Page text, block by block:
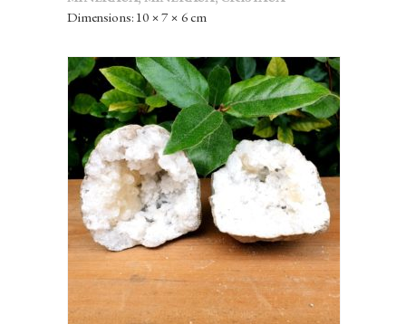
45,00€.36,00€.
Dimensions: 10 × 7 × 6 cm
AJOUTER AU PANIER